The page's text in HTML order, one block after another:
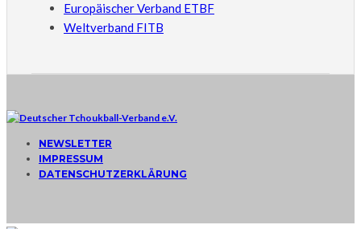
Europäischer Verband ETBF
Weltverband FITB
NEWSLETTER
IMPRESSUM
DATENSCHUTZERKLÄRUNG